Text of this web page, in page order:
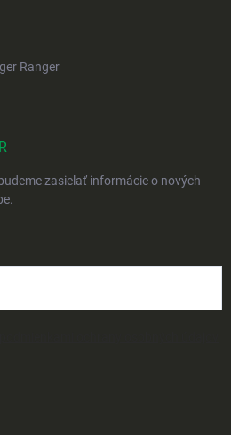
Ranger
zasielať informácie o nových